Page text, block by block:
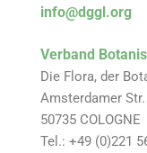
info@dggl.org
Verband
Die Flora, der
Amsterdamer
50735 COLOGNE
Tel.: +49 (0)221